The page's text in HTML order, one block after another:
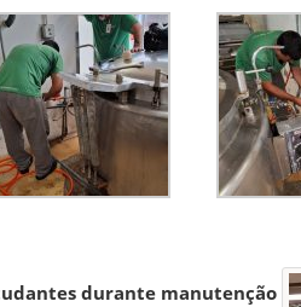
durante manutenção